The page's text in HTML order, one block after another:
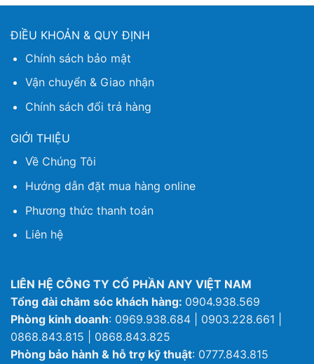
ĐIỀU KHOẢN & QUY ĐỊNH
Chính sách bảo mật
Vận chuyển & Giao nhận
Chính sách đổi trả hàng
GIỚI THIỆU
Về Chúng Tôi
Hướng dẫn đặt mua hàng online
Phương thức thanh toán
Liên hệ
LIÊN HỆ CÔNG TY CỔ PHẦN ANY VIỆT NAM
Tổng đài chăm sóc khách hàng: 0904.938.569
Phòng kinh doanh: 0969.938.684 | 0903.228.661 |
0868.843.815 | 0868.843.825
Phòng bảo hành & hỗ trợ kỹ thuật: 0777.843.815